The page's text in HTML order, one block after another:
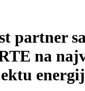
partner sa
na